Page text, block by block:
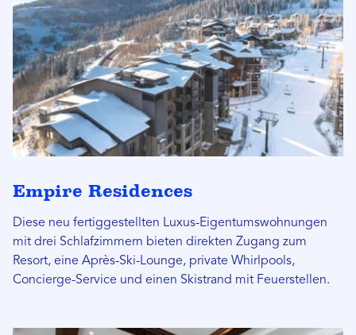
Empire Residences
Diese neu fertiggestellten Luxus-Eigentumswohnungen
mit drei Schlafzimmern bieten direkten Zugang zum
Resort, eine Après-Ski-Lounge, private Whirlpools,
Concierge-Service und einen Skistrand mit Feuerstellen.